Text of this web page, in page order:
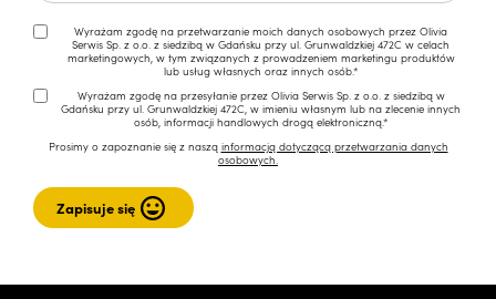
Wyrażam zgodę na przetwarzanie moich danych osobowych przez Olivia
Serwis Sp. z o.o. z siedzibą w Gdańsku przy ul. Grunwaldzkiej 472C w celach
marketingowych, w tym związanych z prowadzeniem marketingu produktów
lub usług własnych oraz innych osób.*
Wyrażam zgodę na przesyłanie przez Olivia Serwis Sp. z o.o. z siedzibą w
Gdańsku przy ul. Grunwaldzkiej 472C, w imieniu własnym lub na zlecenie innych
osób, informacji handlowych drogą elektroniczną.*
Prosimy o zapoznanie się z naszą informacją dotyczącą przetwarzania danych
osobowych.